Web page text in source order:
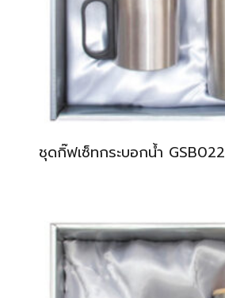
ชุดกิ๊ฟเซ็ทกระบอกน้ำ GSB022